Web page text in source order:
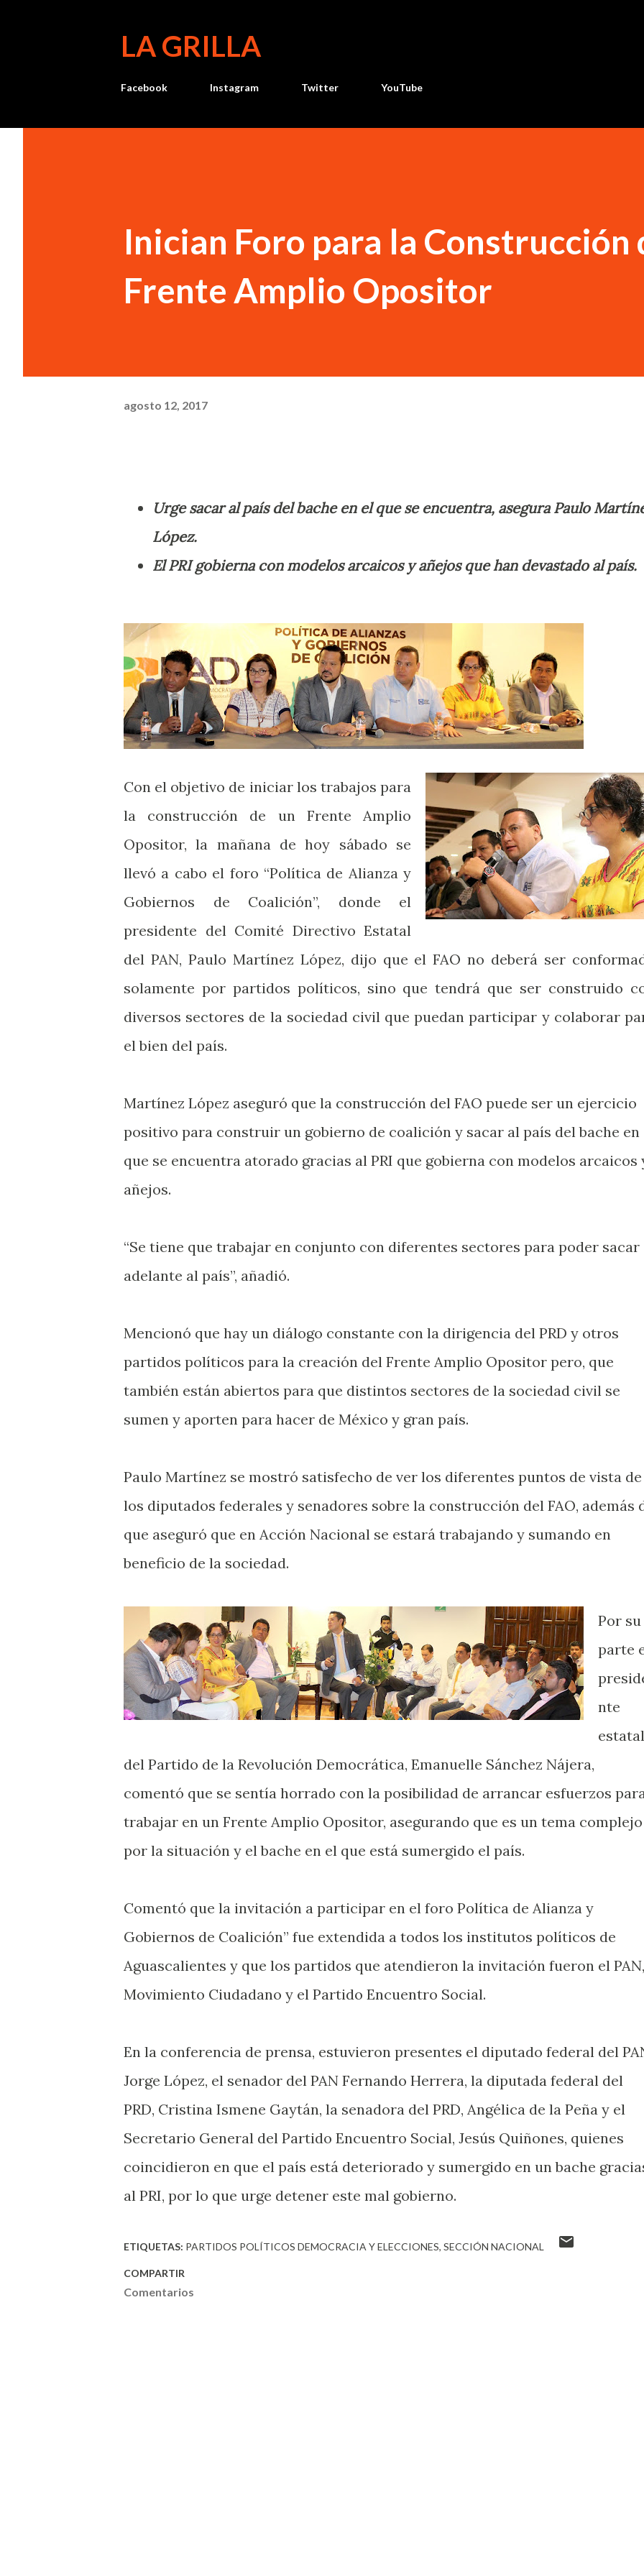
LA GRILLA
Facebook Instagram Twitter YouTube
Inician Foro para la Construcción
Frente Amplio Opositor
agosto 12, 2017
Urge sacar al país del bache en el que se encuentra, asegura Paulo
López.
El PRI gobierna con modelos arcaicos y añejos que han devastado al país.
Con el objetivo de iniciar los trabajos para
la construcción de un Frente Amplio
Opositor, la mañana de hoy sábado se
llevó a cabo el foro “Política de Alianza y
Gobiernos de Coalición”, donde el
presidente del Comité Directivo Estatal
del PAN, Paulo Martínez López, dijo que el FAO no deberá ser
solamente por partidos políticos, sino que tendrá que ser construido
diversos sectores de la sociedad civil que puedan participar y colaborar
el bien del país.
Martínez López aseguró que la construcción del FAO puede ser un ejercicio
positivo para construir un gobierno de coalición y sacar al país del bache en
que se encuentra atorado gracias al PRI que gobierna con modelos arcaicos
añejos.
“Se tiene que trabajar en conjunto con diferentes sectores para poder sacar
adelante al país”, añadió.
Mencionó que hay un diálogo constante con la dirigencia del PRD y otros
partidos políticos para la creación del Frente Amplio Opositor pero, que
también están abiertos para que distintos sectores de la sociedad civil se
sumen y aporten para hacer de México y gran país.
Paulo Martínez se mostró satisfecho de ver los diferentes puntos de vista de
los diputados federales y senadores sobre la construcción del FAO, además
que aseguró que en Acción Nacional se estará trabajando y sumando en
beneficio de la sociedad.
Por su
parte
nte
estatal
del Partido de la Revolución Democrática, Emanuelle Sánchez Nájera,
comentó que se sentía horrado con la posibilidad de arrancar esfuerzos
trabajar en un Frente Amplio Opositor, asegurando que es un tema complejo
por la situación y el bache en el que está sumergido el país.
Comentó que la invitación a participar en el foro Política de Alianza y
Gobiernos de Coalición” fue extendida a todos los institutos políticos de
Aguascalientes y que los partidos que atendieron la invitación fueron el PAN,
Movimiento Ciudadano y el Partido Encuentro Social.
En la conferencia de prensa, estuvieron presentes el diputado federal del
Jorge López, el senador del PAN Fernando Herrera, la diputada federal del
PRD, Cristina Ismene Gaytán, la senadora del PRD, Angélica de la Peña y el
Secretario General del Partido Encuentro Social, Jesús Quiñones, quienes
coincidieron en que el país está deteriorado y sumergido en un bache
al PRI, por lo que urge detener este mal gobierno.
ETIQUETAS: PARTIDOS POLÍTICOS DEMOCRACIA Y ELECCIONES SECCIÓN NACIONAL
COMPARTIR
Comentarios